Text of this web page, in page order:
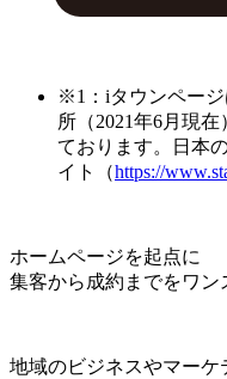
※1：iタウンページ
所（2021年6月現
ております。日本
イト（https://
ホームページを起点に
集客から成約までをワン
地域のビジネスやマーケ